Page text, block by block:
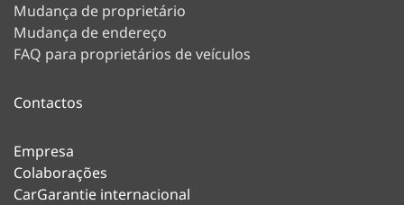
Mudança de proprietário
Mudança de endereço
FAQ para proprietários de veículos
Contactos
Empresa
Colaborações
CarGarantie internacional